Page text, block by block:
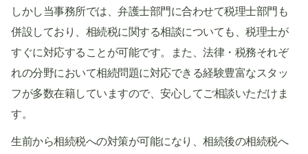
しかし当事務所では、弁護士部門に合わせて税理士部門も
併設しており、相続税に関する相談についても、税理士が
すぐに対応することが可能です。また、法律・税務それぞ
れの分野において相続問題に対応できる経験豊富なスタッ
フが多数在籍していますので、安心してご相談いただけま
す。
生前から相続税への対策が可能になり、相続後の相続税へ